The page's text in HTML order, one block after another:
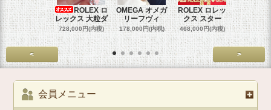
ROLEX ロ
レックス 大粒ダ
728,000円(内税)
OMEGA オメガ
リーフヴィ
178,000円(内税)
ROLEX ロレッ
クス スター
468,000円(内税)
ROLEX
クス
458,000円
< >
会員メニュー